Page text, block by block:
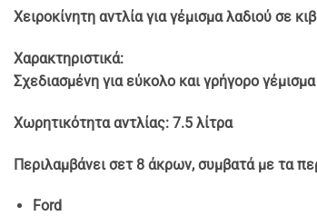
Χειροκίνητη αντλία για γέμισμα λαδιού σε
Χαρακτηριστικά:
Σχεδιασμένη για εύκολο και γρήγορο
Χωρητικότητα αντλίας: 7.5 λίτρα
Περιλαμβάνει σετ 8 άκρων, συμβατά με τα
Ford